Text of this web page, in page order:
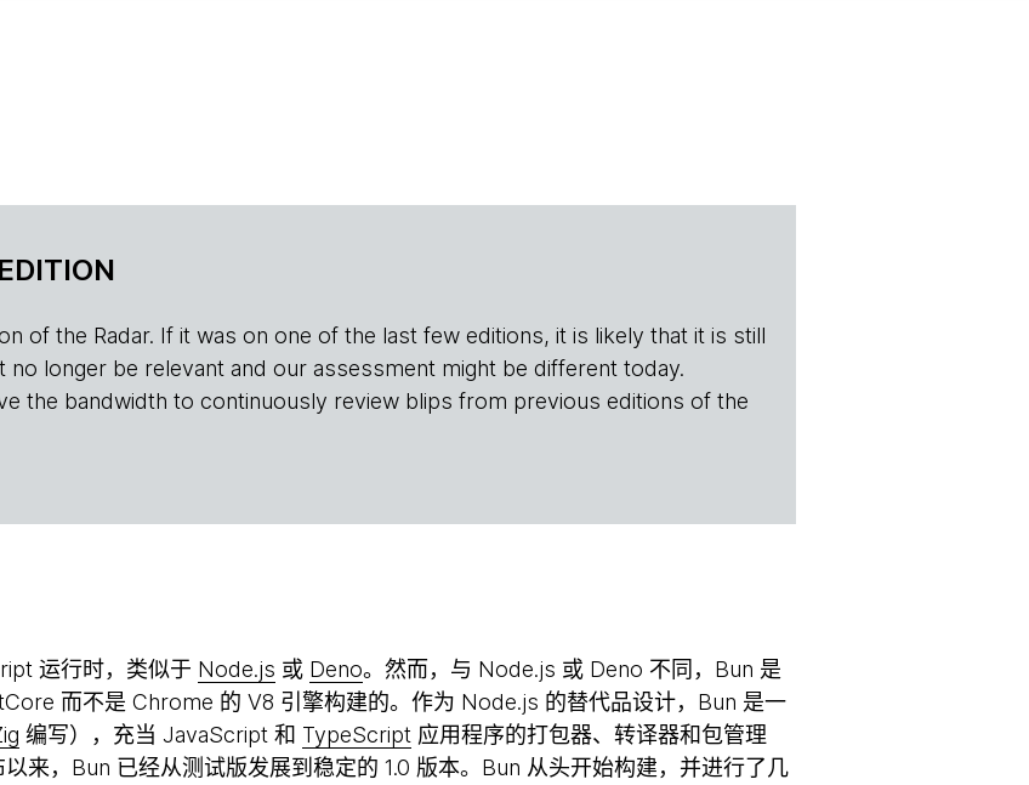
of the Radar. If it was on one of the last few editions, it is likely that it is still
no longer be relevant and our assessment might be different today.
the bandwidth to continuously review blips from previous editions of the
运行时，类似于 Node.js 或 Deno。然而，与 Node.js 或 Deno 不同，Bun 是
而不是 Chrome 的 V8 引擎构建的。作为 Node.js 的替代品设计，Bun 是一
编写），充当 JavaScript 和 TypeScript 应用程序的打包器、转译器和包管理
来，Bun 已经从测试版发展到稳定的 1.0 版本。Bun 从头开始构建，并进行了几